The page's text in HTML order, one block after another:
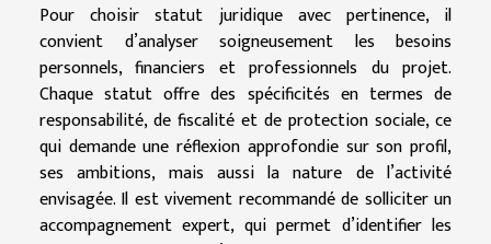
Pour choisir statut juridique avec pertinence, il
convient d’analyser soigneusement les besoins
personnels, financiers et professionnels du projet.
Chaque statut offre des spécificités en termes de
responsabilité, de fiscalité et de protection sociale, ce
qui demande une réflexion approfondie sur son profil,
ses ambitions, mais aussi la nature de l’activité
envisagée. Il est vivement recommandé de solliciter un
accompagnement expert, qui permet d’identifier les